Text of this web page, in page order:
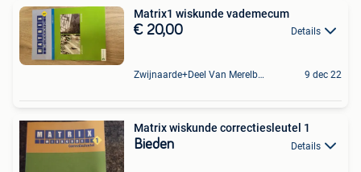
Matrix1 wiskunde vademecum
€ 20,00 Details
Zwijnaarde+Deel Van Merelbeke 9 dec 22
Matrix wiskunde correctiesleutel 1
Bieden Details